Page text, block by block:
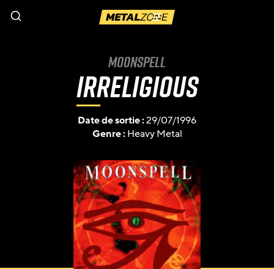
Menu
Moonspell
Irreligious
Date de sortie :29/07/1996
Genre :Heavy Metal